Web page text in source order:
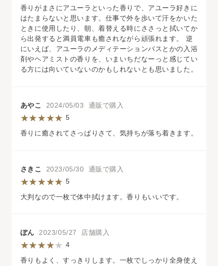
香りがまさにアユーラといった香りで、アユーラ好きに
はたまらないと思います。仕事で外を歩いて汗をかいた
ときに使用したり、朝、着替える時にささっと拭いてか
ら出発すると満員電車も癒されながら頑張れます。 逆
にいえば、アユーラのメディテーションバスとかの入浴
剤やヘアミストの香りを、いまいちだなーっと感じてい
る方には向いていないのかもしれないとも思いました。
あやこ 2024/05/03 通販で購入
5
香りに癒されてさっぱりさて、気持ちが落ち着きます。
さきこ 2023/05/30 通販で購入
5
大判なので一枚で体中拭けます。香りもいいです。
ぽん2023/05/27 店舗購入
4
香りもよく、すっきりします。一枚でしっかり全身使え